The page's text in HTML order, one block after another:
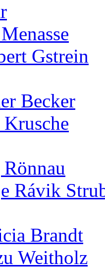
Gstrein
Becker
Rávik
Brandt
Weitholz